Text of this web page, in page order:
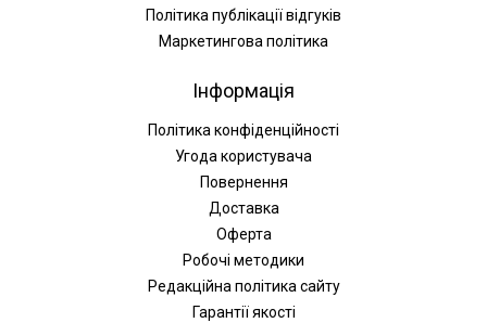
Політика публікації відгуків
Маркетингова політика
Інформація
Політика конфіденційності
Угода користувача
Повернення
Доставка
Оферта
Робочі методики
Редакційна політика сайту
Гарантії якості